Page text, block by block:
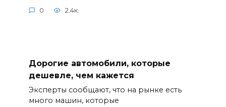
0 2.4к.
Дорогие автомобили, которые
дешевле, чем кажется
Эксперты сообщают, что на рынке есть
много машин, которые